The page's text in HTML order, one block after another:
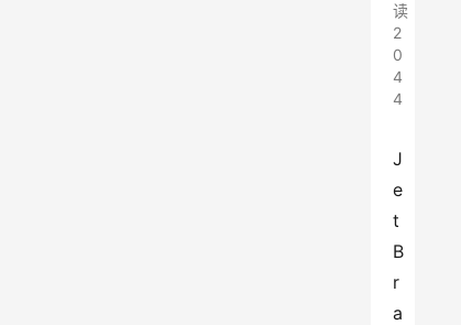
读
2
0
4
4
J
e
t
B
r
a